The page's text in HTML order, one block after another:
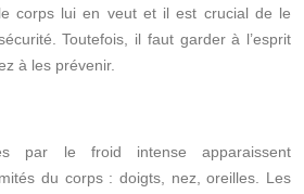
corps lui en veut et il est crucial de le
Toutefois, il faut garder à l’esprit
à les prévenir.
par le froid intense apparaissent
du corps : doigts, nez, oreilles. Les